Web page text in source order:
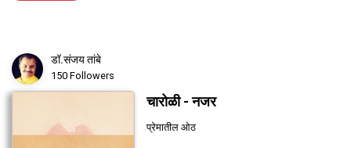
डॉ.संजय तांबे
150 Followers
चारोळी - नजर
प्रेमातील ओठ